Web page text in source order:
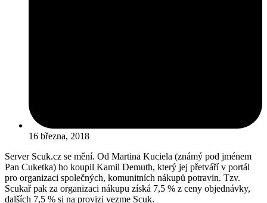
16 března, 2018
Server Scuk.cz se mění. Od Martina Kuciela (známý pod jménem
Pan Cuketka) ho koupil Kamil Demuth, který jej přetváří v portál
pro organizaci společných, komunitních nákupů potravin. Tzv.
Scukař pak za organizaci nákupu získá 7,5 % z ceny objednávky,
dalších 7,5 % si na provizi vezme Scuk.